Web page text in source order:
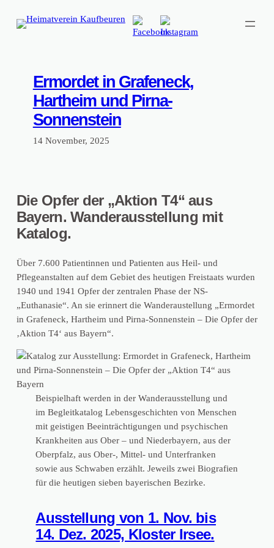
Inhalt
Ermordet in Grafeneck,
Hartheim und Pirna-
Sonnenstein
14 November, 2025
Die Opfer der „Aktion T4“ aus
Bayern. Wanderausstellung mit
Katalog.
Über 7.600 Patientinnen und Patienten aus Heil- und
Pflegeanstalten auf dem Gebiet des heutigen Freistaats wurden
1940 und 1941 Opfer der zentralen Phase der NS-
„Euthanasie“. An sie erinnert die Wanderaustellung „Ermordet
in Grafeneck, Hartheim und Pirna-Sonnenstein – Die Opfer der
‚Aktion T4‘ aus Bayern“.
Beispielhaft werden in der Wanderausstellung und
im Begleitkatalog Lebensgeschichten von Menschen
mit geistigen Beeinträchtigungen und psychischen
Krankheiten aus Ober – und Niederbayern, aus der
Oberpfalz, aus Ober-, Mittel- und Unterfranken
sowie aus Schwaben erzählt. Jeweils zwei Biografien
für die heutigen sieben bayerischen Bezirke.
Ausstellung von 1. Nov. bis
14. Dez. 2025, Kloster Irsee.